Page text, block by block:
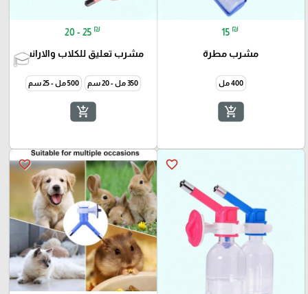
15 ₪
مشرب مطرة
400 مل
add_shopping_cart
20 - 25 ₪
مشرب تعليق للكلاب والارانب
350 مل - 20 سم 500 مل - 25 سم
add_shopping_cart
favorite_border
favorite_border